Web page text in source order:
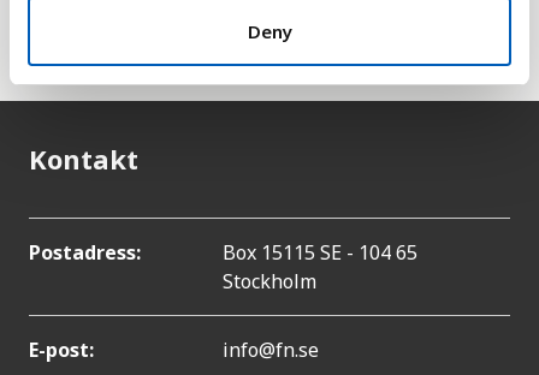
Deny
till att reproduktiv hälsa inarbetas i nationella
strategier senast år 2030.
Kontakt
Postadress:
Box 15115 SE - 104 65
Stockholm
E-post: info@fn.se